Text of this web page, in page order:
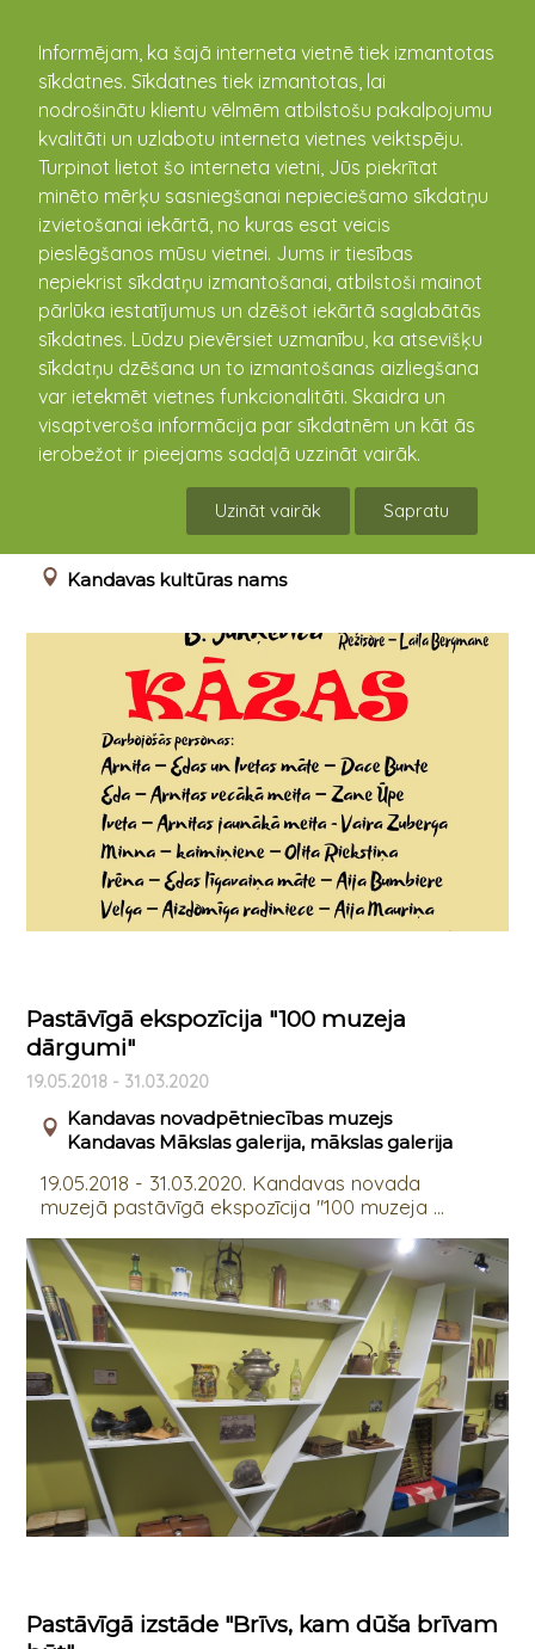
Informējam, ka šajā interneta vietnē tiek izmantotas
sīkdatnes. Sīkdatnes tiek izmantotas, lai
nodrošinātu klientu vēlmēm atbilstošu pakalpojumu
kvalitāti un uzlabotu interneta vietnes veiktspēju.
Turpinot lietot šo interneta vietni, Jūs piekrītat
minēto mērķu sasniegšanai nepieciešamo sīkdatņu
izvietošanai iekārtā, no kuras esat veicis
pieslēgšanos mūsu vietnei. Jums ir tiesības
nepiekrist sīkdatņu izmantošanai, atbilstoši mainot
pārlūka iestatījumus un dzēšot iekārtā saglabātās
sīkdatnes. Lūdzu pievērsiet uzmanību, ka atsevišķu
sīkdatņu dzēšana un to izmantošanas aizliegšana
var ietekmēt vietnes funkcionalitāti. Skaidra un
visaptveroša informācija par sīkdatnēm un kāt ās
ierobežot ir pieejams sadaļā uzzināt vairāk.
Uzināt vairāk Sapratu
kandava.lv
PASĀKUMU
KALENDĀRS
Vandzenes TN Izrāde "Kāzas"
Kandavas kultūras nams
Pastāvīgā ekspozīcija "100 muzeja
dārgumi"
19.05.2018 - 31.03.2020
Kandavas novadpētniecības muzejs
Kandavas Mākslas galerija, mākslas galerija
19.05.2018 - 31.03.2020. Kandavas novada
muzejā pastāvīgā ekspozīcija "100 muzeja ...
Pastāvīgā izstāde "Brīvs, kam dūša brīvam